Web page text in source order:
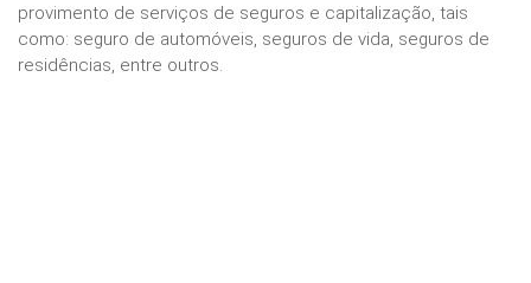
provimento de serviços de seguros e capitalização, tais
como: seguro de automóveis, seguros de vida, seguros de
residências, entre outros.